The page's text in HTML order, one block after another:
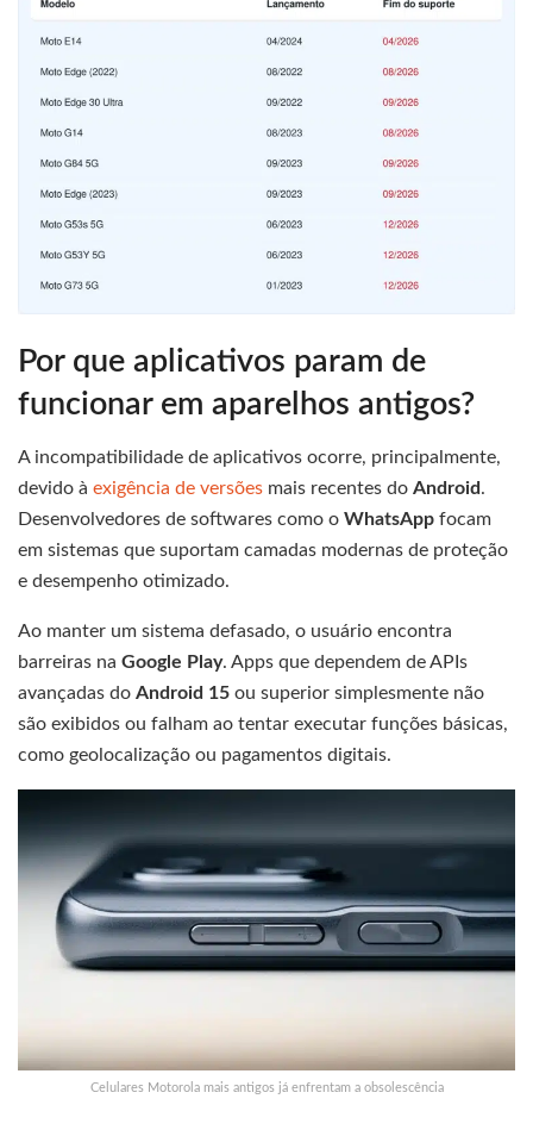
Por que aplicativos param de
funcionar em aparelhos antigos?
A incompatibilidade de aplicativos ocorre, principalmente,
devido à exigência de versões mais recentes do Android.
Desenvolvedores de softwares como o WhatsApp focam
em sistemas que suportam camadas modernas de proteção
e desempenho otimizado.
Ao manter um sistema defasado, o usuário encontra
barreiras na Google Play. Apps que dependem de APIs
avançadas do Android 15 ou superior simplesmente não
são exibidos ou falham ao tentar executar funções básicas,
como geolocalização ou pagamentos digitais.
Celulares Motorola mais antigos já enfrentam a obsolescência